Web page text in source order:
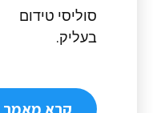
סוליסי טידום
בעליק.